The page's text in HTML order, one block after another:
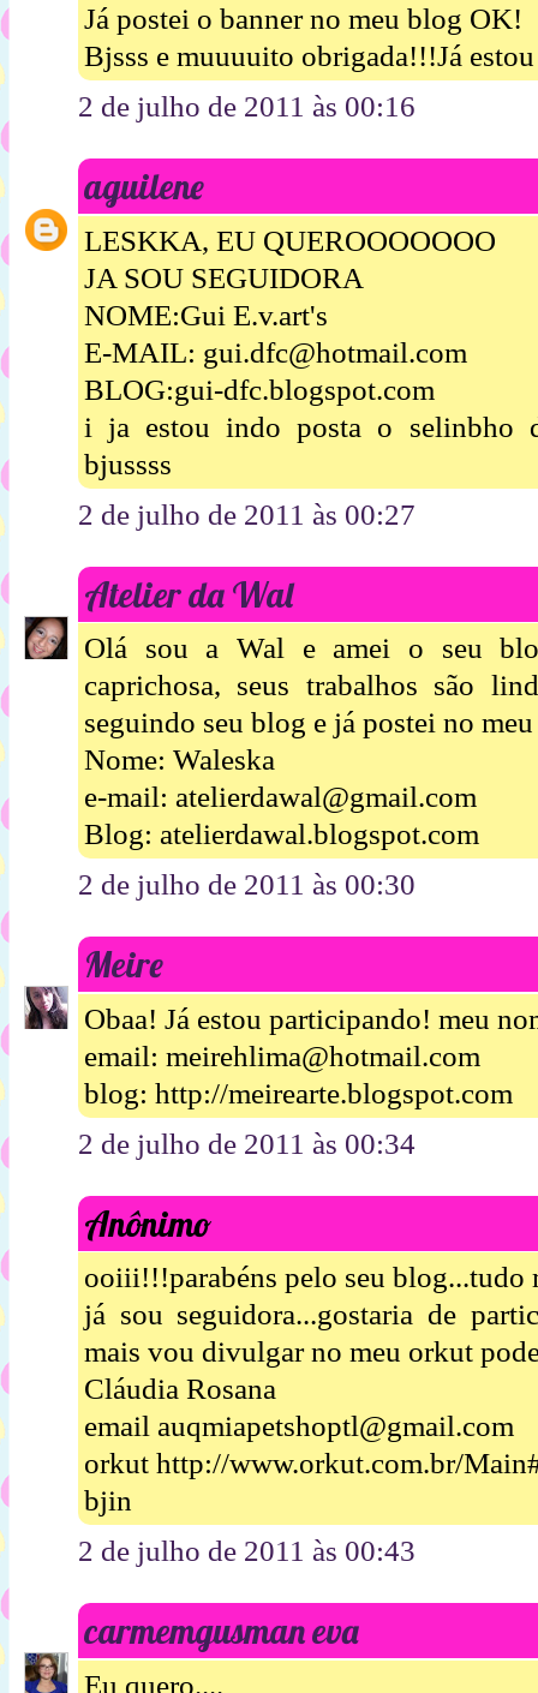
Já postei o banner no meu blog OK!
Bjsss e muuuuito obrigada!!!Já
2 de julho de 2011 às 00:16
aguilene
LESKKA, EU QUEROOOOOOO
JA SOU SEGUIDORA
NOME:Gui E.v.art's
E-MAIL: gui.dfc@hotmail.com
BLOG:gui-dfc.blogspot.com
i ja estou indo posta o selinbho
bjussss
2 de julho de 2011 às 00:27
Atelier da Wal
Olá sou a Wal e amei o seu
caprichosa, seus trabalhos são
seguindo seu blog e já postei no
Nome: Waleska
e-mail: atelierdawal@gmail.com
Blog: atelierdawal.blogspot.com
2 de julho de 2011 às 00:30
Meire
Obaa! Já estou participando! meu
email: meirehlima@hotmail.com
blog: http://meirearte.blogspot.com
2 de julho de 2011 às 00:34
Anônimo
ooiii!!!parabéns pelo seu
já sou seguidora...gostaria de
mais vou divulgar no meu orkut
Cláudia Rosana
email auqmiapetshoptl@gmail.com
orkut http://www.orkut.com.br/
bjin
2 de julho de 2011 às 00:43
carmemgusman eva
Eu quero....